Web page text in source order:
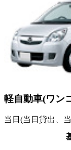
軽自動車(ワン
当日(当日貸出、